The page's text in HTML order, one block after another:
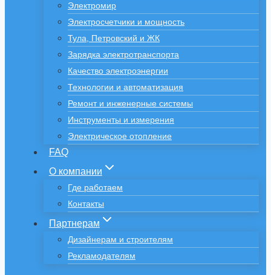
Электромир
Электросчетчики и мощность
Тула, Петровский и ЖК
Зарядка электротранспорта
Качество электроэнергии
Технологии и автоматизация
Ремонт и инженерные системы
Инструменты и измерения
Электрическое отопление
FAQ
О компании
Где работаем
Контакты
Партнерам
Дизайнерам и строителям
Рекламодателям